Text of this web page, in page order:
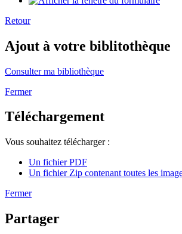
Retour
Ajout à votre biblitothèque
Consulter ma bibliothèque
Fermer
Téléchargement
Vous souhaitez télécharger :
Un fichier PDF
Un fichier Zip contenant toutes les
Fermer
Partager